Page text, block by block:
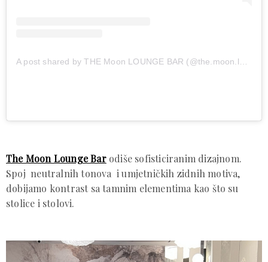
The Moon Lounge Barodiše sofisticiranim dizajnom.
Spoj neutralnih tonova i umjetničkih zidnih motiva,
dobijamo kontrast sa tamnim elementima kao što su
stolice i stolovi.